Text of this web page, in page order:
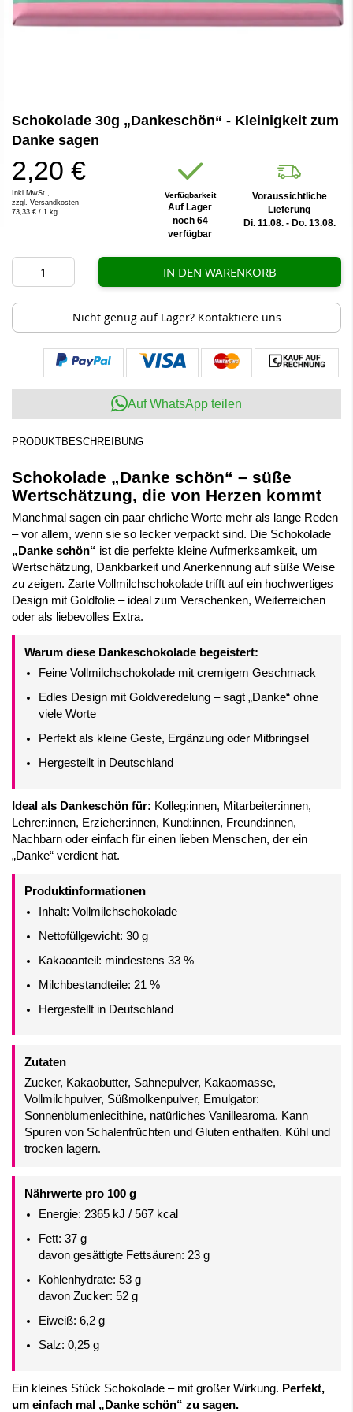
Anfang
der
springen
Schokolade 30g „Dankeschön“ - Kleinigkeit zum
Danke sagen
2,20 €
Inkl.MwSt.,
zzgl. Versandkosten
73,33 € / 1 kg
Verfügbarkeit
Auf Lager
noch 64
verfügbar
Voraussichtliche
Lieferung
Di. 11.08. - Do. 13.08.
IN DEN WARENKORB
Nicht genug auf Lager? Kontaktiere uns
Auf WhatsApp teilen
PRODUKTBESCHREIBUNG
Schokolade „Danke schön“ – süße
Wertschätzung, die von Herzen kommt
Manchmal sagen ein paar ehrliche Worte mehr als lange Reden
– vor allem, wenn sie so lecker verpackt sind. Die Schokolade
„Danke schön“ ist die perfekte kleine Aufmerksamkeit, um
Wertschätzung, Dankbarkeit und Anerkennung auf süße Weise
zu zeigen. Zarte Vollmilchschokolade trifft auf ein hochwertiges
Design mit Goldfolie – ideal zum Verschenken, Weiterreichen
oder als liebevolles Extra.
Warum diese Dankeschokolade begeistert:
Feine Vollmilchschokolade mit cremigem Geschmack
Edles Design mit Goldveredelung – sagt „Danke“ ohne
viele Worte
Perfekt als kleine Geste, Ergänzung oder Mitbringsel
Hergestellt in Deutschland
Ideal als Dankeschön für: Kolleg:innen, Mitarbeiter:innen,
Lehrer:innen, Erzieher:innen, Kund:innen, Freund:innen,
Nachbarn oder einfach für einen lieben Menschen, der ein
„Danke“ verdient hat.
Produktinformationen
Inhalt: Vollmilchschokolade
Nettofüllgewicht: 30 g
Kakaoanteil: mindestens 33 %
Milchbestandteile: 21 %
Hergestellt in Deutschland
Zutaten
Zucker, Kakaobutter, Sahnepulver, Kakaomasse,
Vollmilchpulver, Süßmolkenpulver, Emulgator:
Sonnenblumenlecithine, natürliches Vanillearoma. Kann
Spuren von Schalenfrüchten und Gluten enthalten. Kühl und
trocken lagern.
Nährwerte pro 100 g
Energie: 2365 kJ / 567 kcal
Fett: 37 g
davon gesättigte Fettsäuren: 23 g
Kohlenhydrate: 53 g
davon Zucker: 52 g
Eiweiß: 6,2 g
Salz: 0,25 g
Ein kleines Stück Schokolade – mit großer Wirkung. Perfekt,
um einfach mal „Danke schön“ zu sagen.